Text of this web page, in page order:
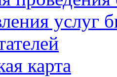
услуг
карта